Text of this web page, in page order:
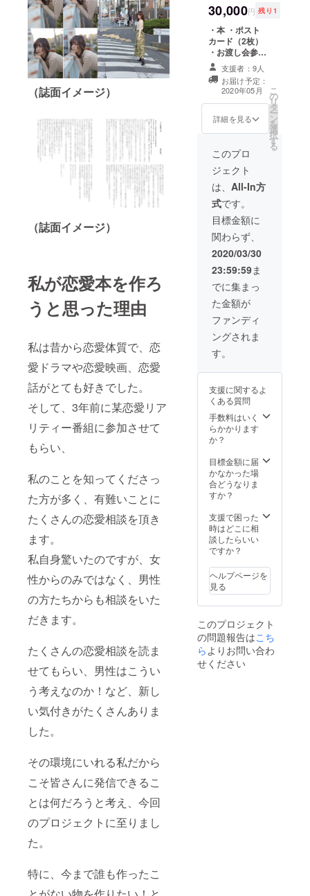
（誌面イメージ）
（誌面イメージ）
私が恋愛本を作ろ
うと思った理由
私は昔から恋愛体質で、恋
愛ドラマや恋愛映画、恋愛
話がとても好きでした。
そして、3年前に某恋愛リア
リティー番組に参加させて
もらい、
私のことを知ってくださっ
た方が多く、有難いことに
たくさんの恋愛相談を頂き
ます。
私自身驚いたのですが、女
性からのみではなく、男性
の方たちからも相談をいた
だきます。
たくさんの恋愛相談を読ま
せてもらい、男性はこうい
う考えなのか！など、新し
い気付きがたくさんありま
した。
その環境にいれる私だから
こそ皆さんに発信できるこ
とは何だろうと考え、今回
のプロジェクトに至りまし
た。
特に、今まで誰も作ったこ
ます。場合に
よっては恋愛本
への掲載を相談
させて頂きま
す）
30,000円 残り1
・本 ・ポスト
カード（2枚）
・お渡し会参加
（※5月30日 株
式会社
CAMPFIRE／東
京都渋谷区渋谷2
丁目22−3渋谷東
口ビル5F） ・恋
愛相談（※メール
させていただき
ます。場合に
よっては恋愛本
への掲載を相談
させて頂きま
す） ☆発売打ち
上げイベント
（※6月6日 El
Portego／東京
都杉並区高円寺
支援者：9人
お届け予定：
2020年05月
詳細を見る
こ
の
リ
タ
ー
ン
を
選
択
す
る
このプロ
ジェクト
は、 All-In方
式です。
目標金額に
関わらず、
2020/03/30
23:59:59ま
でに集まっ
た金額が
ファンディ
ングされま
す。
支援に関するよ
くある質問
手数料はいく
らかかります
か？
目標金額に届
かなかった場
合どうなりま
すか？
支援で困った
時はどこに相
談したらいい
ですか？
ヘルプページを
見る
このプロジェクト
の問題報告はこち
らよりお問い合わ
せください